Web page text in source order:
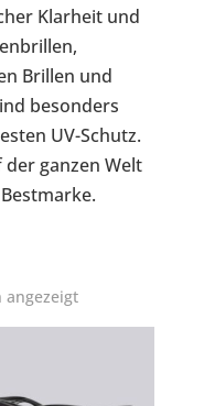
Klarheit und
Brillen und
besonders
UV-Schutz.
ganzen Welt
angezeigtNach
Aktualität